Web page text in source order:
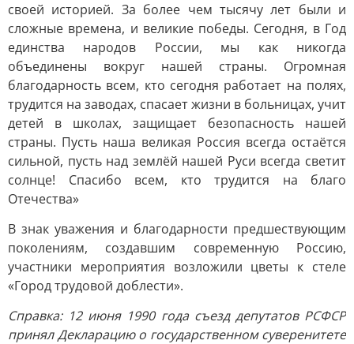
своей историей. За более чем тысячу лет были и
сложные времена, и великие победы. Сегодня, в Год
единства народов России, мы как никогда
объединены вокруг нашей страны. Огромная
благодарность всем, кто сегодня работает на полях,
трудится на заводах, спасает жизни в больницах, учит
детей в школах, защищает безопасность нашей
страны. Пусть наша великая Россия всегда остаётся
сильной, пусть над землёй нашей Руси всегда светит
солнце! Спасибо всем, кто трудится на благо
Отечества»
В знак уважения и благодарности предшествующим
поколениям, создавшим современную Россию,
участники мероприятия возложили цветы к стеле
«Город трудовой доблести».
Справка: 12 июня 1990 года съезд депутатов РСФСР
принял Декларацию о государственном суверенитете